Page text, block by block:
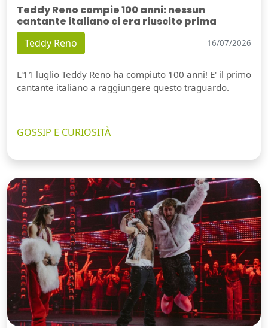
Teddy Reno compie 100 anni: nessun
cantante italiano ci era riuscito prima
Teddy Reno 16/07/2026
L'11 luglio Teddy Reno ha compiuto 100 anni! E' il primo
cantante italiano a raggiungere questo traguardo.
GOSSIP E CURIOSITÀ